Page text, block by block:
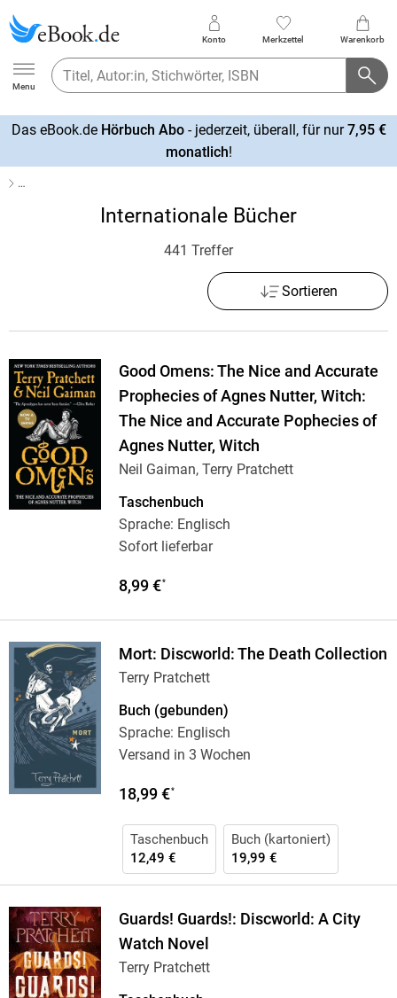
Ebook.de
Menu
Konto Merkzettel Warenkorb
Das eBook.de Hörbuch Abo- jederzeit, überall, für nur7,95 €
monatlich!
…
Internationale Bücher
441 Treffer
Sortieren
Good Omens: The Nice and Accurate
Prophecies of Agnes Nutter, Witch:
The Nice and Accurate Pophecies of
Agnes Nutter, Witch
Neil Gaiman, Terry Pratchett
Taschenbuch
Sprache: Englisch
Sofort lieferbar
8,99 €*
Mort: Discworld: The Death Collection
Terry Pratchett
Buch (gebunden)
Sprache: Englisch
Versand in 3 Wochen
18,99 €*
Taschenbuch
12,49 €
Buch (kartoniert)
19,99 €
Guards! Guards!: Discworld: A City
Watch Novel
Terry Pratchett